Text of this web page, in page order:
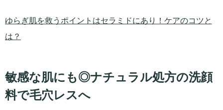
ゆらぎ肌を救うポイントはセラミドにあり！ケアのコツと
は？
敏感な肌にも◎ナチュラル処方の洗顔
料で毛穴レスへ